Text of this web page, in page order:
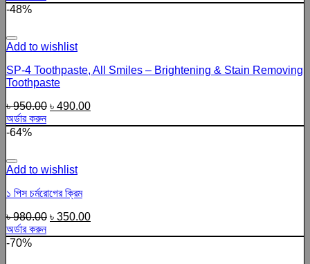
-48%
Add to wishlist
SP-4 Toothpaste, All Smiles – Brightening & Stain Removing
Toothpaste
৳950.00 ৳ 490.00
অর্ডার করুন
-64%
Add to wishlist
১ পিস চর্মরোগের ক্রিম
৳980.00 ৳ 350.00
অর্ডার করুন
-70%